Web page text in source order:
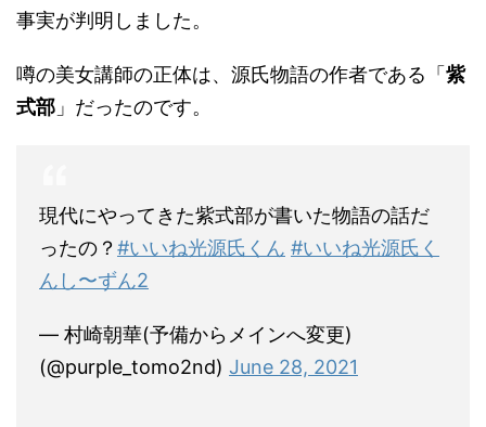
事実が判明しました。
噂の美女講師の正体は、源氏物語の作者である「 紫
式部 」だったのです。
現代にやってきた紫式部が書いた物語の話だ
ったの？ #いいね光源氏くん #いいね光源氏く
んし〜ずん2
— 村崎朝華(予備からメインへ変更)
(@purple_tomo2nd) June 28, 2021